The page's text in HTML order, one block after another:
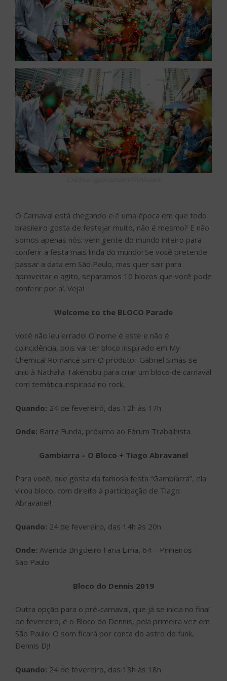
O Carnaval está chegando e é uma época em que todo
brasileiro gosta de festejar muito, não é mesmo? E não
somos apenas nós: vem gente do mundo inteiro para
conferir a festa mais linda do mundo! Se você pretende
passar a data em São Paulo, mas quer sair para
aproveitar o agito, separamos 10 blocos que você pode
conferir por aí. Veja!
Welcome to the BLOCO Parade
Você não leu errado! O nome é este e não é
coincidência, pois vai ter bloco inspirado em My
Chemical Romance sim! O produtor Gabriel Simas se
uniu à Nathalia Takenobu para criar um bloco de carnaval
com temática inspirada no rock.
Quando: 24 de fevereiro, das 12h às 17h
Onde: Barra Funda, próximo ao Fórum Trabalhista.
Gambiarra – O Bloco + Tiago Abravanel
Para você, que gosta da famosa festa “Gambiarra”, ela
virou bloco, com direito à participação de Tiago
Abravanel!
Quando: 24 de fevereiro, das 14h às 20h
Onde: Avenida Brigdeiro Faria Lima, 64 – Pinheiros –
São Paulo
Bloco do Dennis 2019
Outra opção para o pré-carnaval, que já se inicia no final
de fevereiro, é o Bloco do Dennis, pela primeira vez em
São Paulo. O som ficará por conta do astro do funk,
Dennis DJ!
Quando: 24 de fevereiro, das 13h às 18h